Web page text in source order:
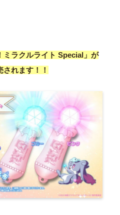
ミラクルライト Special」が
れます！！